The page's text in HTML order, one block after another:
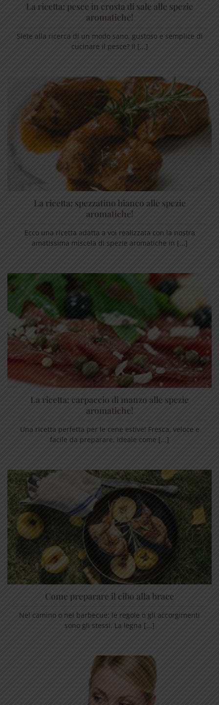
La ricetta: pesce in crosta di sale alle spezie
aromatiche!
Siete alla ricerca di un modo sano, gustoso e semplice di
cucinare il pesce? Il [...]
La ricetta: spezzatino bianco alle spezie
aromatiche!
Ecco una ricetta adatta a voi realizzata con la nostra
amatissima miscela di spezie aromatiche in [...]
La ricetta: carpaccio di manzo alle spezie
aromatiche!
Una ricetta perfetta per le cene estive! Fresca, veloce e
facile da preparare, ideale come [...]
Come preparare il cibo alla brace
Nel camino o nel barbecue: le regole o gli accorgimenti
sono gli stessi. La legna [...]